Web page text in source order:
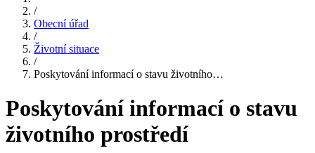
/
Obecní úřad
/
Životní situace
/
Poskytování informací o stavu životního…
Poskytování informací o stavu
životního prostředí